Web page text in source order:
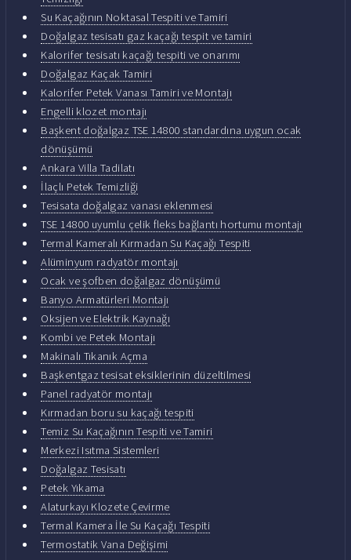
Su Kaçağının Noktasal Tespiti ve Tamiri
Doğalgaz tesisatı gaz kaçağı tespit ve tamiri
Kalorifer tesisatı kaçağı tespiti ve onarımı
Doğalgaz Kaçak Tamiri
Kalorifer Petek Vanası Tamiri ve Montajı
Engelli klozet montajı
Başkent doğalgaz TSE 14800 standardına uygun ocak
dönüşümü
Ankara Villa Tadilatı
İlaçlı Petek Temizliği
Tesisata doğalgaz vanası eklenmesi
TSE 14800 uyumlu çelik fleks bağlantı hortumu montajı
Termal Kameralı Kırmadan Su Kaçağı Tespiti
Alüminyum radyatör montajı
Ocak ve şofben doğalgaz dönüşümü
Banyo Armatürleri Montajı
Oksijen ve Elektrik Kaynağı
Kombi ve Petek Montajı
Makinalı Tıkanık Açma
Başkentgaz tesisat eksiklerinin düzeltilmesi
Panel radyatör montajı
Kırmadan boru su kaçağı tespiti
Temiz Su Kaçağının Tespiti ve Tamiri
Merkezi Isıtma Sistemleri
Doğalgaz Tesisatı
Petek Yıkama
Alaturkayı Klozete Çevirme
Termal Kamera İle Su Kaçağı Tespiti
Termostatik Vana Değişimi